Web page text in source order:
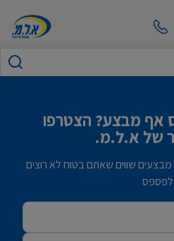
אף מבצע? הצטרפו
של א.ל.מ.
שווים שאתם בטוח לא רוצים
לפספס